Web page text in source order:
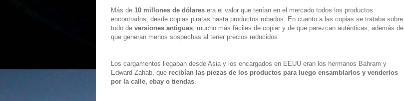
Más de 10 millones de dólares era el valor que tenían en el mercado todos los productos
encontrados, desde copias piratas hasta productos robados. En cuanto a las copias se trataba sobre
todo de versiones antiguas, mucho más fáciles de copiar y de que parezcan auténticas, además de
que generan menos sospechas al tener precios reducidos.
Los cargamentos llegaban desde Asia y los encargados en EEUU eran los hermanos Bahram y
Edward Zahab, que recibían las piezas de los productos para luego ensamblarlos y venderlos
por la calle, ebay o tiendas.